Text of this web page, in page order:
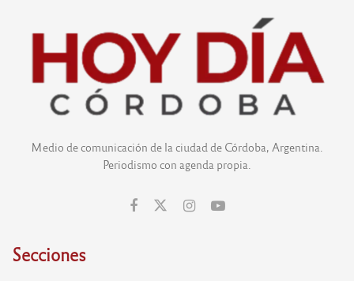
Medio de comunicación de la ciudad de Córdoba, Argentina.
Periodismo con agenda propia.
Secciones